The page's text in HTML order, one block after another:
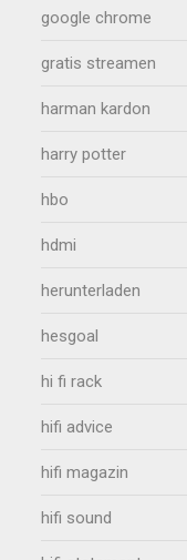
google chrome
gratis streamen
harman kardon
harry potter
hbo
hdmi
herunterladen
hesgoal
hi fi rack
hifi advice
hifi magazin
hifi sound